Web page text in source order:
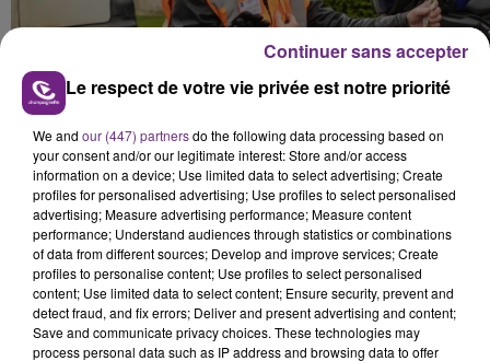
Le respect de votre vie privée est notre priorité
We and our (447) partnersdo the following data processing based on
your consent and/or our legitimate interest: Store and/or access
information on a device; Use limited data to select advertising; Create
profiles for personalised advertising; Use profiles to select personalised
advertising; Measure advertising performance; Measure content
performance; Understand audiences through statistics or combinations
of data from different sources; Develop and improve services; Create
profiles to personalise content; Use profiles to select personalised
content; Use limited data to select content; Ensure security, prevent and
detect fraud, and fix errors; Deliver and present advertising and content;
Save and communicate privacy choices. These technologies may
process personal data such as IP address and browsing data to offer
Continuer sans accepter